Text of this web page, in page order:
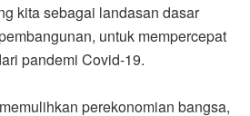
kita sebagai landasan dasar
untuk mempercepat
pandemi Covid-19.
perekonomian bangsa,